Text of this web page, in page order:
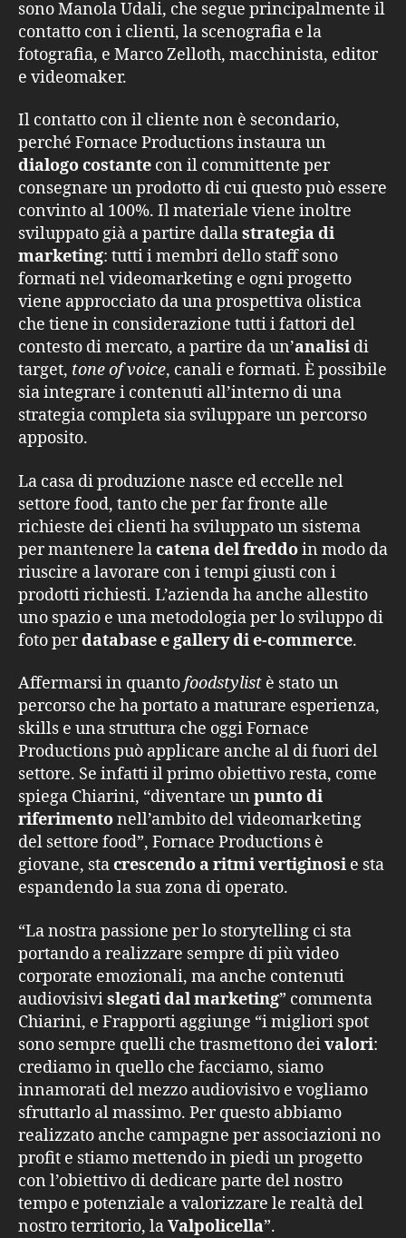
sono Manola Udali, che segue principalmente il
contatto con i clienti, la scenografia e la
fotografia, e Marco Zelloth, macchinista, editor
e videomaker.
Il contatto con il cliente non è secondario,
perché Fornace Productions instaura un
dialogo costante con il committente per
consegnare un prodotto di cui questo può essere
convinto al 100%. Il materiale viene inoltre
sviluppato già a partire dallastrategia di
marketing: tutti i membri dello staff sono
formati nel videomarketing e ogni progetto
viene approcciato da una prospettiva olistica
che tiene in considerazione tutti i fattori del
contesto di mercato, a partire da un’analisi di
target, tone of voice, canali e formati. È possibile
sia integrare i contenuti all’interno di una
strategia completa sia sviluppare un percorso
apposito.
La casa di produzione nasce ed eccelle nel
settore food, tanto che per far fronte alle
richieste dei clienti ha sviluppato un sistema
per mantenere lacatena del freddoin modo da
riuscire a lavorare con i tempi giusti con i
prodotti richiesti. L’azienda ha anche allestito
uno spazio e una metodologia per lo sviluppo di
foto perdatabasee gallery di e-commerce.
Affermarsi in quantofoodstylist è stato un
percorso che ha portato a maturare esperienza,
skills e una struttura che oggi Fornace
Productions può applicare anche al di fuori del
settore. Se infatti il primo obiettivo resta, come
spiega Chiarini, “diventare un punto di
riferimentonell’ambito del videomarketing
del settore food”, Fornace Productions è
giovane, stacrescendo a ritmi vertiginosi e sta
espandendo la sua zona di operato.
“La nostra passione per lo storytelling ci sta
portando a realizzare sempre di più video
corporate emozionali, ma anche contenuti
audiovisivislegati dal marketing” commenta
Chiarini, e Frapporti aggiunge “i migliori spot
sono sempre quelli che trasmettono deivalori:
crediamo in quello che facciamo, siamo
innamorati del mezzo audiovisivo e vogliamo
sfruttarlo al massimo. Per questo abbiamo
realizzato anche campagne per associazioni no
profit e stiamo mettendo in piedi un progetto
con l’obiettivo di dedicare parte del nostro
tempo e potenziale a valorizzare le realtà del
nostro territorio, laValpolicella”.